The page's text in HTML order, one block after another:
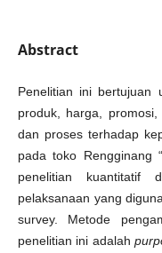
Abstract
Penelitian ini bertujuan
produk, harga,
dan proses terhadap
pada toko Rengginang
penelitian kuantitatif
pelaksanaan yang
survey. Metode
penelitian ini adalah